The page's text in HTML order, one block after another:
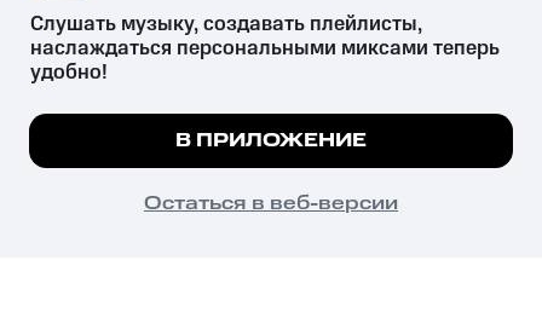
психотропных веществ, их аналогов причиняет вред здоровью,
их незаконный оборот запрещён и влечёт установленную
законодательством ответственность.
© 2026 ООО «КИОН».
Все права защищены
Мы используем куки, чтобы на сайте все
Подробнее
ПОНЯТНО
Слушать музыку, создавать плейлисты,
наслаждаться персональными миксами теперь
удобно!
В ПРИЛОЖЕНИЕ
Остаться в веб-версии